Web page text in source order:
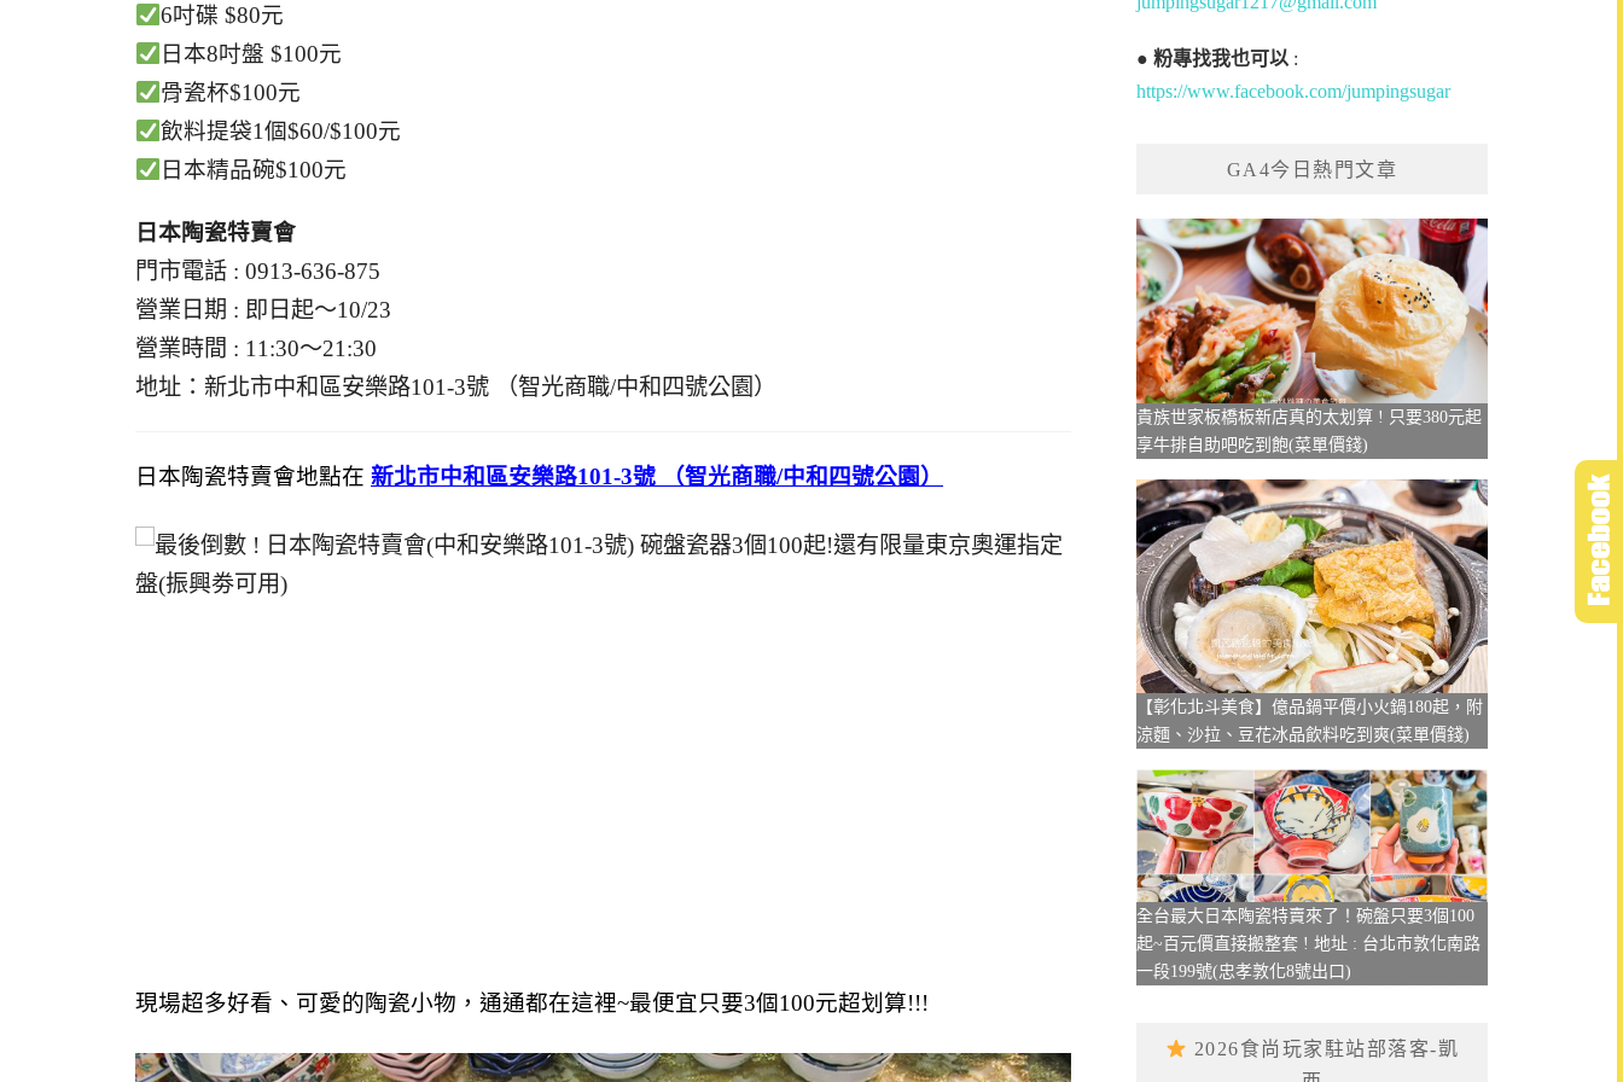
6吋碟 $80元
日本8吋盤 $100元
骨瓷杯$100元
飲料提袋1個$60/$100元
日本精品碗$100元
日本陶瓷特賣會
門市電話 : 0913-636-875
營業日期 : 即日起～10/23
營業時間 : 11:30～21:30
地址：新北市中和區安樂路101-3號 （智光商職/中和四號公園）
日本陶瓷特賣會地點在 新北市中和區安樂路101-3號 （智光商職/中和四號公園）
現場超多好看、可愛的陶瓷小物，通通都在這裡~最便宜只要3個100元超划算!!!
●粉專找我也可以 :
https://www.facebook.com/jumpingsugar
GA4今日熱門文章
貴族世家板橋板新店真的太划算 ! 只要380元起
享牛排自助吧吃到飽(菜單價錢)
【彰化北斗美食】億品鍋平價小火鍋180起，附
涼麵、沙拉、豆花冰品飲料吃到爽(菜單價錢)
全台最大日本陶瓷特賣來了！碗盤只要3個100
起~百元價直接搬整套 ! 地址 : 台北市敦化南路
一段199號(忠孝敦化8號出口)
2026食尚玩家駐站部落客-凱